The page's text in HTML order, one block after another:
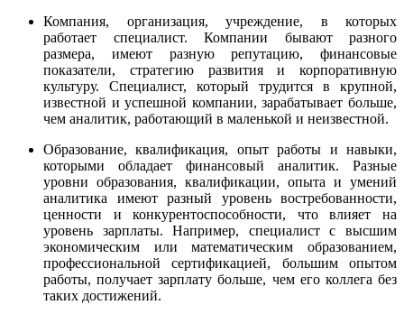
Компания, организация, учреждение, в которых
работает специалист. Компании бывают разного
размера, имеют разную репутацию, финансовые
показатели, стратегию развития и корпоративную
культуру. Специалист, который трудится в крупной,
известной и успешной компании, зарабатывает больше,
чем аналитик, работающий в маленькой и неизвестной.
Образование, квалификация, опыт работы и навыки,
которыми обладает финансовый аналитик. Разные
уровни образования, квалификации, опыта и умений
аналитика имеют разный уровень востребованности,
ценности и конкурентоспособности, что влияет на
уровень зарплаты. Например, специалист с высшим
экономическим или математическим образованием,
профессиональной сертификацией, большим опытом
работы, получает зарплату больше, чем его коллега без
таких достижений.